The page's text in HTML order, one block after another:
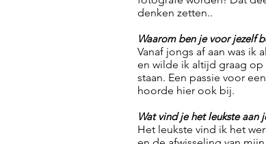
denken zetten..
Waarom ben je voor jezelf
Vanaf jongs af aan was ik
en wilde ik altijd graag
staan. Een passie voor
hoorde hier ook bij.
Wat vind je het leukste aan
Het leukste vind ik het